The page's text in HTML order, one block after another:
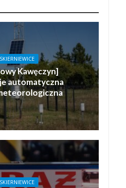
SKIERNIEWICE
Kawęczyn]
automatyczna
SKIERNIEWICE